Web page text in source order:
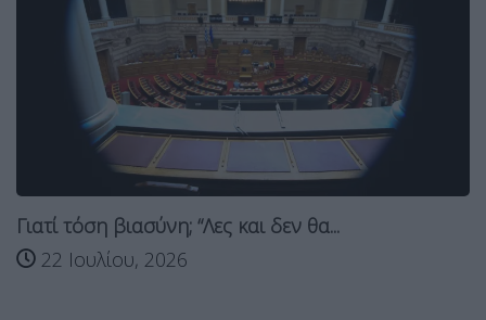
Γιατί τόση βιασύνη; “Λες και δεν θα...
22 Ιουλίου, 2026